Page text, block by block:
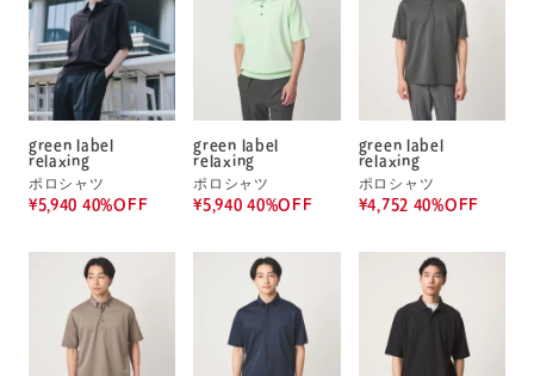
green label
relaxing
ポロシャツ
¥5,940 40%OFF
green label
relaxing
ポロシャツ
¥5,940 40%OFF
green label
relaxing
ポロシャツ
¥4,752 40%OFF